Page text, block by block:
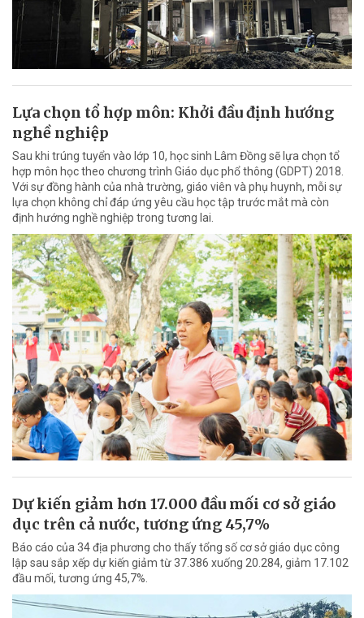
Lựa chọn tổ hợp môn: Khởi đầu định hướng
nghề nghiệp
Sau khi trúng tuyển vào lớp 10, học sinh Lâm Đồng sẽ lựa chọn tổ
hợp môn học theo chương trình Giáo dục phổ thông (GDPT) 2018.
Với sự đồng hành của nhà trường, giáo viên và phụ huynh, mỗi sự
lựa chọn không chỉ đáp ứng yêu cầu học tập trước mắt mà còn
định hướng nghề nghiệp trong tương lai.
Dự kiến giảm hơn 17.000 đầu mối cơ sở giáo
dục trên cả nước, tương ứng 45,7%
Báo cáo của 34 địa phương cho thấy tổng số cơ sở giáo dục công
lập sau sắp xếp dự kiến giảm từ 37.386 xuống 20.284, giảm 17.102
đầu mối, tương ứng 45,7%.